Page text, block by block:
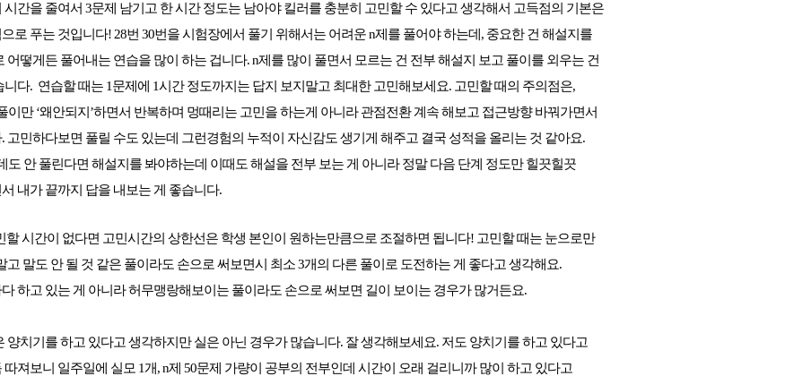
시간을 줄여서 3문제 남기고 한 시간 정도는 남아야 킬러를 충분히 고민할 수 있다고 생각해서 고득점의 기본은
로 푸는 것입니다! 28번 30번을 시험장에서 풀기 위해서는 어려운 n제를 풀어야 하는데, 중요한 건 해설지를
어떻게든 풀어내는 연습을 많이 하는 겁니다. n제를 많이 풀면서 모르는 건 전부 해설지 보고 풀이를 외우는 건
니다. 연습할 때는 1문제에 1시간 정도까지는 답지 보지말고 최대한 고민해보세요. 고민할 때의 주의점은,
이만 ‘왜안되지’하면서 반복하며 멍때리는 고민을 하는게 아니라 관점전환 계속 해보고 접근방향 바꿔가면서
고민하다보면 풀릴 수도 있는데 그런경험의 누적이 자신감도 생기게 해주고 결국 성적을 올리는 것 같아요.
도 안 풀린다면 해설지를 봐야하는데 이때도 해설을 전부 보는 게 아니라 정말 다음 단계 정도만 힐끗힐끗
내가 끝까지 답을 내보는 게 좋습니다.
할 시간이 없다면 고민시간의 상한선은 학생 본인이 원하는만큼으로 조절하면 됩니다! 고민할 때는 눈으로만
고 말도 안 될 것 같은 풀이라도 손으로 써보면시 최소 3개의 다른 풀이로 도전하는 게 좋다고 생각해요.
하고 있는 게 아니라 허무맹랑해보이는 풀이라도 손으로 써보면 길이 보이는 경우가 많거든요.
양치기를 하고 있다고 생각하지만 실은 아닌 경우가 많습니다. 잘 생각해보세요. 저도 양치기를 하고 있다고
져보니 일주일에 실모 1개, n제 50문제 가량이 공부의 전부인데 시간이 오래 걸리니까 많이 하고 있다고